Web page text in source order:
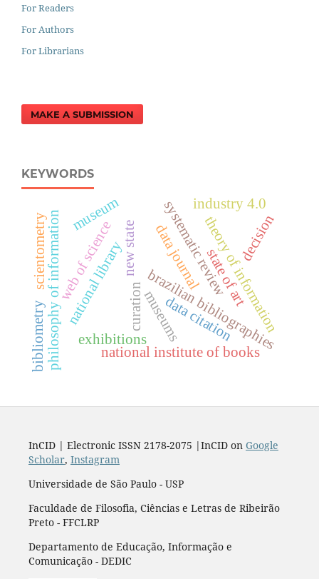
For Readers
For Authors
For Librarians
MAKE A SUBMISSION
KEYWORDS
brazilian bibliographies
new state
national library
national institute of books
curation
exhibitionsmuseums
systematic review
philosophy of information theory of information
bibliometry
decision
web of science data journal
data citation
scientometry museum
state of art
industry 4.0
InCID | Electronic ISSN 2178-2075 |InCID on Google
Scholar, Instagram
Universidade de São Paulo - USP
Faculdade de Filosofia, Ciências e Letras de Ribeirão
Preto - FFCLRP
Departamento de Educação, Informação e
Comunicação - DEDIC